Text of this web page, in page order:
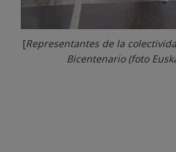
[Representantes de la
Bicentenario (foto